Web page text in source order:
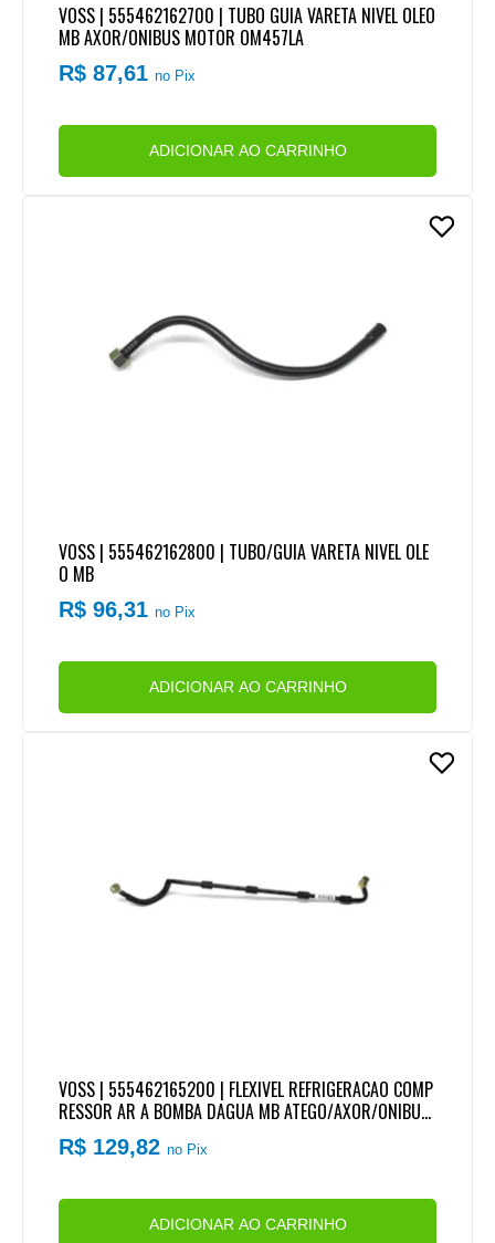
VOSS | 555462162700 | TUBO GUIA VARETA NIVEL OLEO
MB AXOR/ONIBUS MOTOR OM457LA
R$ 87,61no Pix
ADICIONAR AO CARRINHO
VOSS | 555462162800 | TUBO/GUIA VARETA NIVEL OLE
O MB
R$ 96,31no Pix
ADICIONAR AO CARRINHO
VOSS | 555462165200 | FLEXIVEL REFRIGERACAO COMP
RESSOR AR A BOMBA DAGUA MB ATEGO/AXOR/ONIBUS
MOTOR OM906LA/OM926LA
R$ 129,82no Pix
ADICIONAR AO CARRINHO